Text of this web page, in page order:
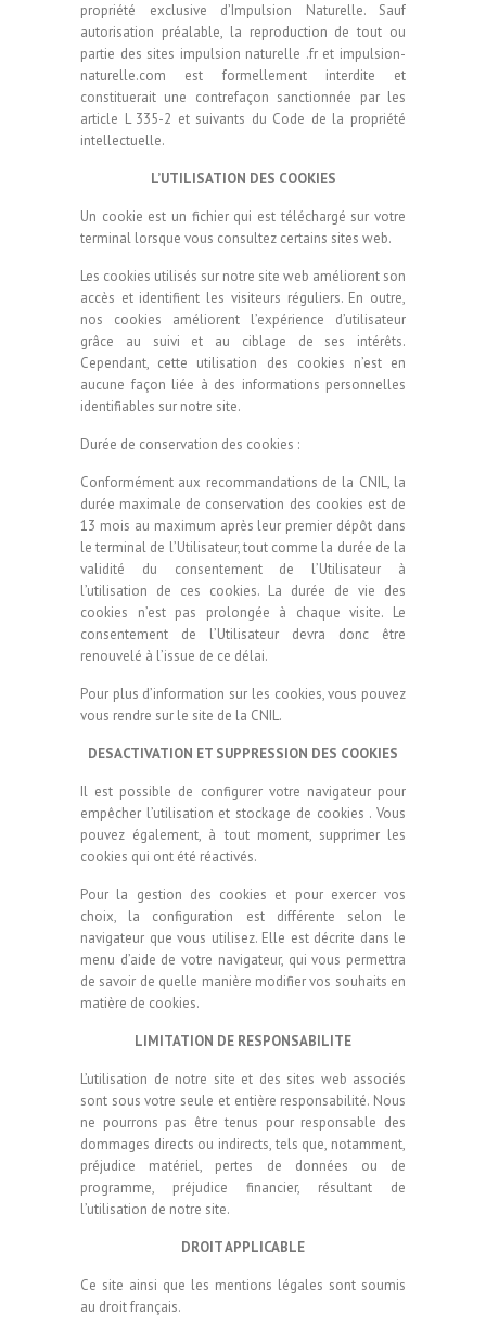
propriété exclusive d’Impulsion Naturelle. Sauf
autorisation préalable, la reproduction de tout ou
partie des sites impulsion naturelle .fr et impulsion-
naturelle.com est formellement interdite et
constituerait une contrefaçon sanctionnée par les
article L 335-2 et suivants du Code de la propriété
intellectuelle.
L’UTILISATION DES COOKIES
Un cookie est un fichier qui est téléchargé sur votre
terminal lorsque vous consultez certains sites web.
Les cookies utilisés sur notre site web améliorent son
accès et identifient les visiteurs réguliers. En outre,
nos cookies améliorent l’expérience d’utilisateur
grâce au suivi et au ciblage de ses intérêts.
Cependant, cette utilisation des cookies n’est en
aucune façon liée à des informations personnelles
identifiables sur notre site.
Durée de conservation des cookies :
Conformément aux recommandations de la CNIL, la
durée maximale de conservation des cookies est de
13 mois au maximum après leur premier dépôt dans
le terminal de l’Utilisateur, tout comme la durée de la
validité du consentement de l’Utilisateur à
l’utilisation de ces cookies. La durée de vie des
cookies n’est pas prolongée à chaque visite. Le
consentement de l’Utilisateur devra donc être
renouvelé à l’issue de ce délai.
Pour plus d’information sur les cookies, vous pouvez
vous rendre sur le site de la CNIL.
DESACTIVATION ET SUPPRESSION DES COOKIES
Il est possible de configurer votre navigateur pour
empêcher l’utilisation et stockage de cookies . Vous
pouvez également, à tout moment, supprimer les
cookies qui ont été réactivés.
Pour la gestion des cookies et pour exercer vos
choix, la configuration est différente selon le
navigateur que vous utilisez. Elle est décrite dans le
menu d’aide de votre navigateur, qui vous permettra
de savoir de quelle manière modifier vos souhaits en
matière de cookies.
LIMITATION DE RESPONSABILITE
L’utilisation de notre site et des sites web associés
sont sous votre seule et entière responsabilité. Nous
ne pourrons pas être tenus pour responsable des
dommages directs ou indirects, tels que, notamment,
préjudice matériel, pertes de données ou de
programme, préjudice financier, résultant de
l’utilisation de notre site.
DROIT APPLICABLE
Ce site ainsi que les mentions légales sont soumis
au droit français.